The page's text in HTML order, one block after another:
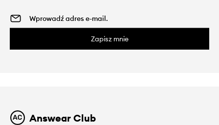
Zapisz mnie
Answear Club